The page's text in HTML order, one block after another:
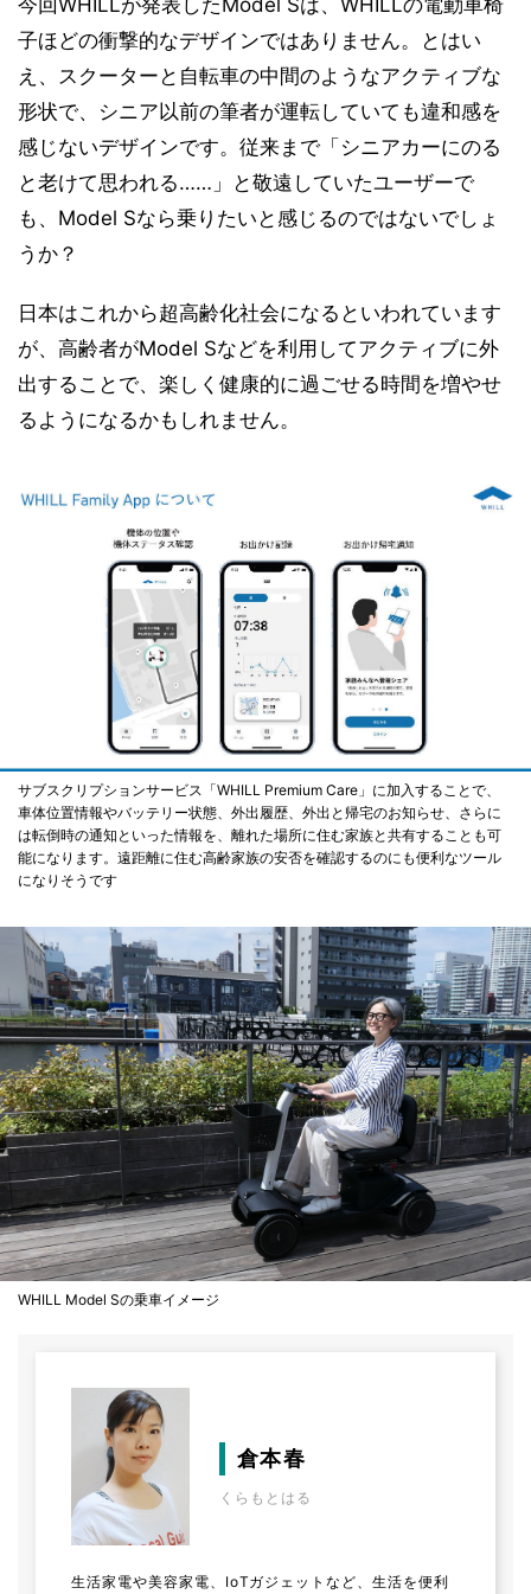
今回WHILLが発表したModel Sは、WHILLの電動車椅
子ほどの衝撃的なデザインではありません。とはい
え、スクーターと自転車の中間のようなアクティブな
形状で、シニア以前の筆者が運転していても違和感を
感じないデザインです。従来まで「シニアカーにのる
と老けて思われる……」と敬遠していたユーザーで
も、Model Sなら乗りたいと感じるのではないでしょ
うか？
日本はこれから超高齢化社会になるといわれています
が、高齢者がModel Sなどを利用してアクティブに外
出することで、楽しく健康的に過ごせる時間を増やせ
るようになるかもしれません。
サブスクリプションサービス「WHILL Premium Care」に加入することで、
車体位置情報やバッテリー状態、外出履歴、外出と帰宅のお知らせ、さらに
は転倒時の通知といった情報を、離れた場所に住む家族と共有することも可
能になります。遠距離に住む高齢家族の安否を確認するのにも便利なツール
になりそうです
WHILL Model Sの乗車イメージ
倉本春
くらもとはる
生活家電や美容家電、IoTガジェットなど、生活を便利